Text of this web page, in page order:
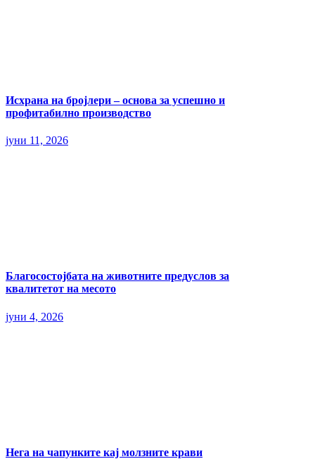
Исхрана на бројлери – основа за успешно и
профитабилно производство
јуни 11, 2026
Благосостојбата на животните предуслов за
квалитетот на месото
јуни 4, 2026
Нега на чапунките кај молзните крави